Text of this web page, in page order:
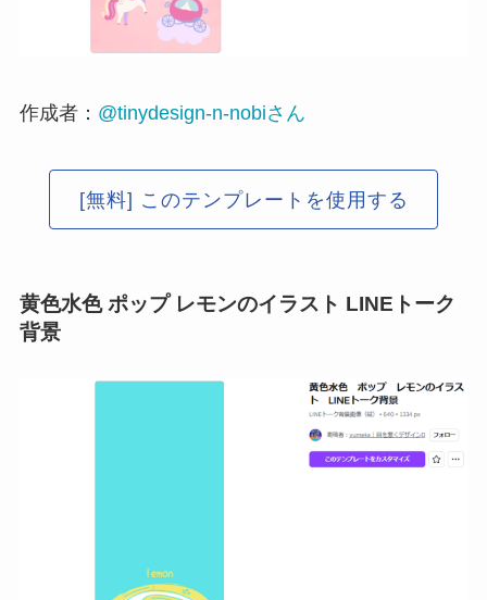
作成者： @tinydesign-n-nobiさん
[無料] このテンプレートを使用する
黄色水色 ポップ レモンのイラスト LINEトーク
背景